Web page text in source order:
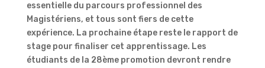
essentielle du parcours professionnel des
Magistériens, et tous sont fiers de cette
expérience. La prochaine étape reste le rapport de
stage pour finaliser cet apprentissage. Les
étudiants de la 28ème promotion devront rendre